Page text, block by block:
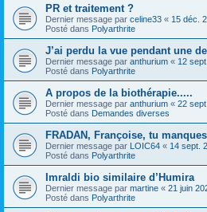
PR et traitement ?
Dernier message par celine33 « 15 déc.
Posté dans Polyarthrite
J’ai perdu la vue pendant une
Dernier message par anthurium « 12
Posté dans Polyarthrite
A propos de la biothérapie.....
Dernier message par anthurium « 22
Posté dans Demandes diverses
FRADAN, Françoise, tu manques
Dernier message par LOIC64 « 14 sept.
Posté dans Polyarthrite
Imraldi bio similaire d’Humira
Dernier message par martine « 21 juin
Posté dans Polyarthrite